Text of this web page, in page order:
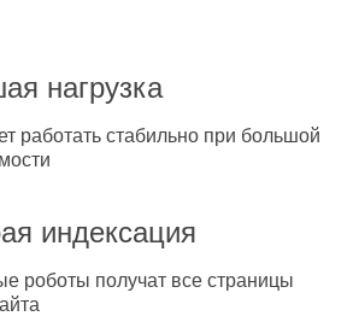
нагрузка
работать стабильно при большой
индексация
роботы получат все страницы